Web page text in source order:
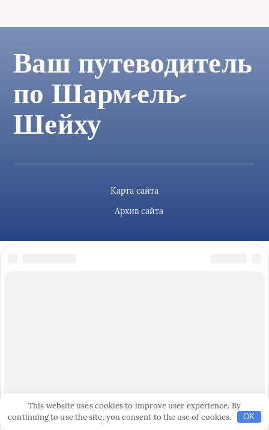
Ваш путеводитель
по Шарм-ель-
Шейху
Карта сайта
Архив сайта
This website uses cookies to improve user experience. By
continuing to use the site, you consent to the use of cookies.
OK